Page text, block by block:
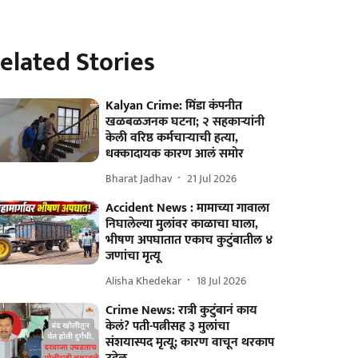
Stories
Kalyan Crime: मिंडा कंपनीत
खळबळजनक घटना; २ सहकाऱ्यांनी
केली वरिष्ठ कर्मचाऱ्याची हत्या,
धक्कादायक कारण आलं समोर
Bharat Jadhav 21 Jul 2026
Accident News : मामाच्या गावाला
निघालेल्या मुलांवर काळाचा घाला,
भीषण अपघातात एकाच कुटुंबातील ४
जणांचा मृत्यू
Alisha Khedekar 18 Jul 2026
Crime News: रात्री कुटुंबानं काय
केलं? पती-पत्नीसह ३ मुलांचा
संशयास्पद मृत्यू; कारण वाचून थरकाप